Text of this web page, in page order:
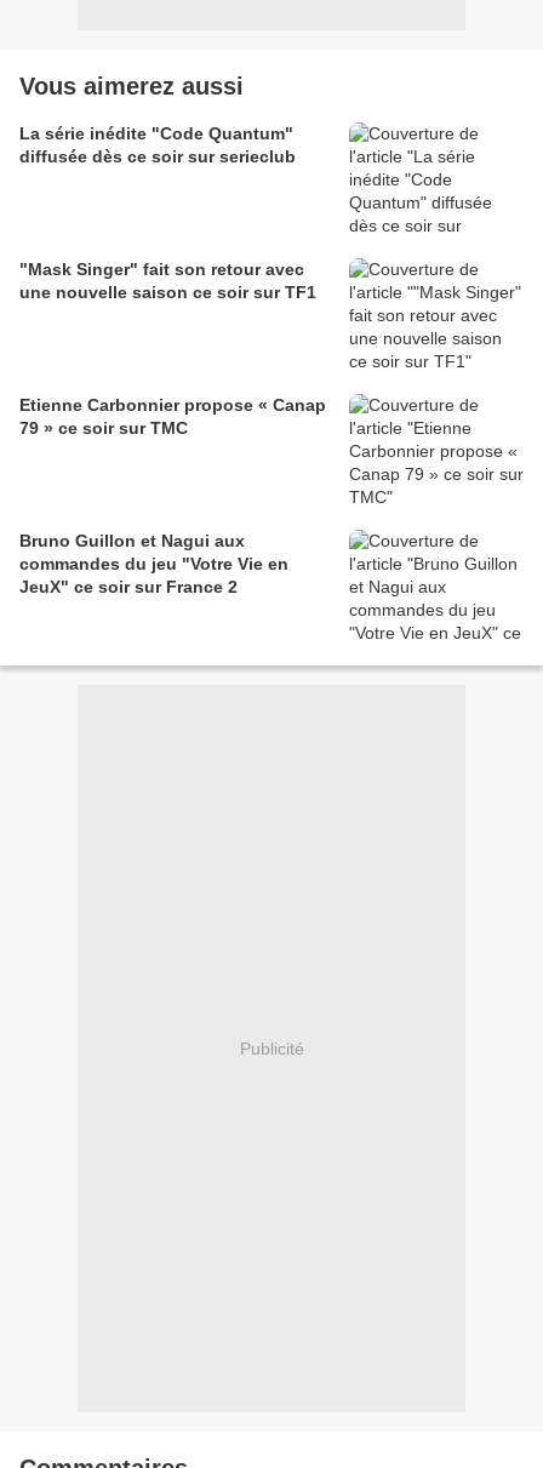
Vous aimerez aussi
La série inédite "Code Quantum"
diffusée dès ce soir sur serieclub
"Mask Singer" fait son retour avec
une nouvelle saison ce soir sur TF1
Etienne Carbonnier propose « Canap
79 » ce soir sur TMC
Bruno Guillon et Nagui aux
commandes du jeu "Votre Vie en
JeuX" ce soir sur France 2
Publicité